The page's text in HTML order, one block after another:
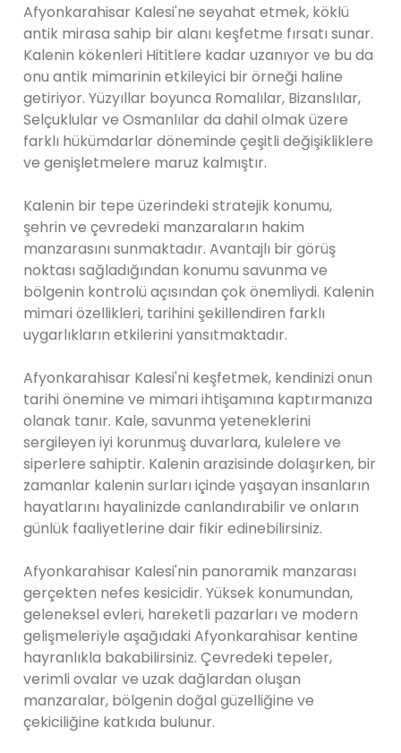
Afyonkarahisar Kalesi'ne seyahat etmek, köklü
antik mirasa sahip bir alanı keşfetme fırsatı sunar.
Kalenin kökenleri Hititlere kadar uzanıyor ve bu da
onu antik mimarinin etkileyici bir örneği haline
getiriyor. Yüzyıllar boyunca Romalılar, Bizanslılar,
Selçuklular ve Osmanlılar da dahil olmak üzere
farklı hükümdarlar döneminde çeşitli değişikliklere
ve genişletmelere maruz kalmıştır.
Kalenin bir tepe üzerindeki stratejik konumu,
şehrin ve çevredeki manzaraların hakim
manzarasını sunmaktadır. Avantajlı bir görüş
noktası sağladığından konumu savunma ve
bölgenin kontrolü açısından çok önemliydi. Kalenin
mimari özellikleri, tarihini şekillendiren farklı
uygarlıkların etkilerini yansıtmaktadır.
Afyonkarahisar Kalesi'ni keşfetmek, kendinizi onun
tarihi önemine ve mimari ihtişamına kaptırmanıza
olanak tanır. Kale, savunma yeteneklerini
sergileyen iyi korunmuş duvarlara, kulelere ve
siperlere sahiptir. Kalenin arazisinde dolaşırken, bir
zamanlar kalenin surları içinde yaşayan insanların
hayatlarını hayalinizde canlandırabilir ve onların
günlük faaliyetlerine dair fikir edinebilirsiniz.
Afyonkarahisar Kalesi'nin panoramik manzarası
gerçekten nefes kesicidir. Yüksek konumundan,
geleneksel evleri, hareketli pazarları ve modern
gelişmeleriyle aşağıdaki Afyonkarahisar kentine
hayranlıkla bakabilirsiniz. Çevredeki tepeler,
verimli ovalar ve uzak dağlardan oluşan
manzaralar, bölgenin doğal güzelliğine ve
çekiciliğine katkıda bulunur.